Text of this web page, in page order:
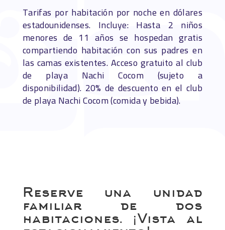
Tarifas por habitación por noche en dólares
estadounidenses. Incluye: Hasta 2 niños
menores de 11 años se hospedan gratis
compartiendo habitación con sus padres en
las camas existentes. Acceso gratuito al club
de playa Nachi Cocom (sujeto a
disponibilidad). 20% de descuento en el club
de playa Nachi Cocom (comida y bebida).
Reserve una unidad
familiar de dos
habitaciones. ¡Vista al